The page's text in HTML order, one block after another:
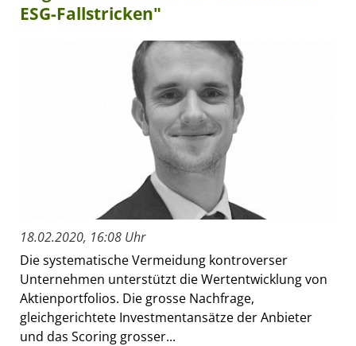
ESG-Fallstricken"
18.02.2020, 16:08 Uhr
Die systematische Vermeidung kontroverser
Unternehmen unterstützt die Wertentwicklung von
Aktienportfolios. Die grosse Nachfrage,
gleichgerichtete Investmentansätze der Anbieter
und das Scoring grosser...